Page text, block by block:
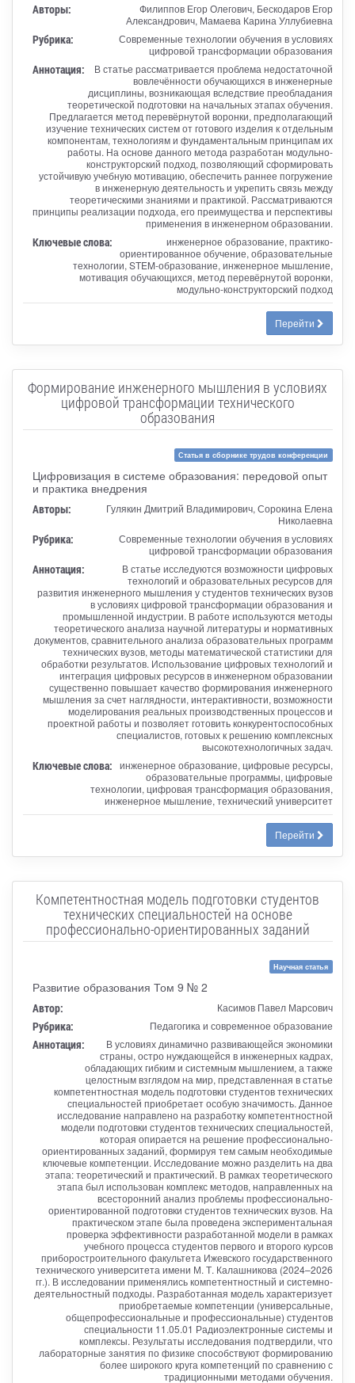
Авторы:
Филиппов Егор Олегович, Бескодаров Егор
Александрович, Мамаева Карина Уллубиевна
Рубрика:
Современные технологии обучения в условиях
цифровой трансформации образования
Аннотация:
В статье рассматривается проблема недостаточной
вовлечённости обучающихся в инженерные
дисциплины, возникающая вследствие преобладания
теоретической подготовки на начальных этапах обучения.
Предлагается метод перевёрнутой воронки, предполагающий
изучение технических систем от готового изделия к отдельным
компонентам, технологиям и фундаментальным принципам их
работы. На основе данного метода разработан модульно-
конструкторский подход, позволяющий сформировать
устойчивую учебную мотивацию, обеспечить раннее погружение
в инженерную деятельность и укрепить связь между
теоретическими знаниями и практикой. Рассматриваются
принципы реализации подхода, его преимущества и перспективы
применения в инженерном образовании.
Ключевые слова:
инженерное образование, практико-
ориентированное обучение, образовательные
технологии, STEM-образование, инженерное мышление,
мотивация обучающихся, метод перевёрнутой воронки,
модульно-конструкторский подход
Перейти
Формирование инженерного мышления в условиях
цифровой трансформации технического
образования
Статья в сборнике трудов конференции
Цифровизация в системе образования: передовой опыт
и практика внедрения
Авторы:
Гулякин Дмитрий Владимирович, Сорокина Елена
Николаевна
Рубрика:
Современные технологии обучения в условиях
цифровой трансформации образования
Аннотация:
В статье исследуются возможности цифровых
технологий и образовательных ресурсов для
развития инженерного мышления у студентов технических вузов
в условиях цифровой трансформации образования и
промышленной индустрии. В работе используются методы
теоретического анализа научной литературы и нормативных
документов, сравнительного анализа образовательных программ
технических вузов, методы математической статистики для
обработки результатов. Использование цифровых технологий и
интеграция цифровых ресурсов в инженерном образовании
существенно повышает качество формирования инженерного
мышления за счет наглядности, интерактивности, возможности
моделирования реальных производственных процессов и
проектной работы и позволяет готовить конкурентоспособных
специалистов, готовых к решению комплексных
высокотехнологичных задач.
Ключевые слова: инженерное образование, цифровые ресурсы,
образовательные программы, цифровые
технологии, цифровая трансформация образования,
инженерное мышление, технический университет
Перейти
Компетентностная модель подготовки студентов
технических специальностей на основе
профессионально-ориентированных заданий
Научная статья
Развитие образования Том 9 № 2
Автор: Касимов Павел Марсович
Рубрика: Педагогика и современное образование
Аннотация:
В условиях динамично развивающейся экономики
страны, остро нуждающейся в инженерных кадрах,
обладающих гибким и системным мышлением, а также
целостным взглядом на мир, представленная в статье
компетентностная модель подготовки студентов технических
специальностей приобретает особую значимость. Данное
исследование направлено на разработку компетентностной
модели подготовки студентов технических специальностей,
которая опирается на решение профессионально-
ориентированных заданий, формируя тем самым необходимые
ключевые компетенции. Исследование можно разделить на два
этапа: теоретический и практический. В рамках теоретического
этапа был использован комплекс методов, направленных на
всесторонний анализ проблемы профессионально-
ориентированной подготовки студентов технических вузов. На
практическом этапе была проведена экспериментальная
проверка эффективности разработанной модели в рамках
учебного процесса студентов первого и второго курсов
приборостроительного факультета Ижевского государственного
технического университета имени М. Т. Калашникова (2024–2026
гг.). В исследовании применялись компетентностный и системно-
деятельностный подходы. Разработанная модель характеризует
приобретаемые компетенции (универсальные,
общепрофессиональные и профессиональные) студентов
специальности 11.05.01 Радиоэлектронные системы и
комплексы. Результаты исследования подтвердили, что
лабораторные занятия по физике способствуют формированию
более широкого круга компетенций по сравнению с
традиционными методами обучения.